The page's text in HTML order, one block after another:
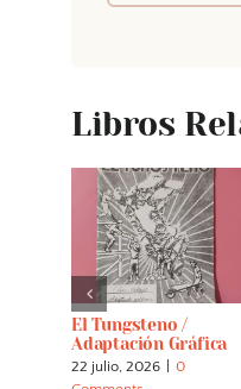
Libros
El Tungsteno /
Adaptación Gráfica
22 julio, 2026
0